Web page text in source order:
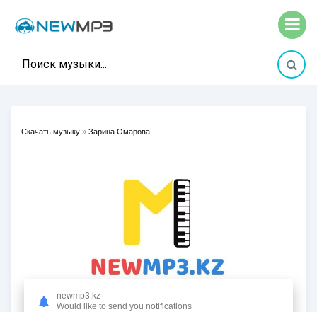
Скачать музыку » Зарина Омарова
newmp3.kz
Would like to send you notifications